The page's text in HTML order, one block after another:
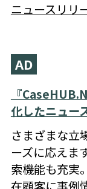
ニュースリリ
AD
『
化したニュー
さまざまな立
ーズに応えま
索機能も充実